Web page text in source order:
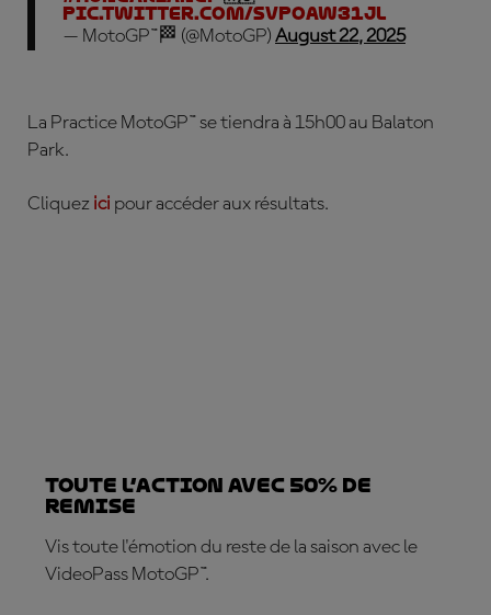
pic.twitter.com/sVpOaw31jL
— MotoGP™🏁 (@MotoGP) August 22, 2025
La Practice MotoGP™ se tiendra à 15h00 au Balaton
Park.
Cliquez ici pour accéder aux résultats.
TOUTE L’ACTION AVEC 50% DE
REMISE
Vis toute l'émotion du reste de la saison avec le
VideoPass MotoGP™.